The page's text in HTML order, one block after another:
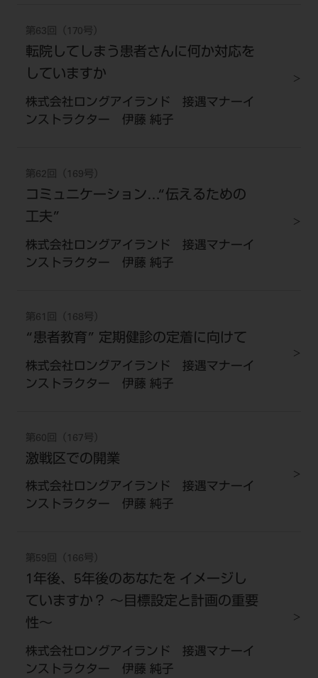
第63回（170号）
転院してしまう患者さんに何か対応を
していますか
株式会社ロングアイランド 接遇マナーイ
ンストラクター 伊藤 純子
第62回（169号）
コミュニケーション…“伝えるための
工夫”
株式会社ロングアイランド 接遇マナーイ
ンストラクター 伊藤 純子
第61回（168号）
“患者教育” 定期健診の定着に向けて
株式会社ロングアイランド 接遇マナーイ
ンストラクター 伊藤 純子
第60回（167号）
激戦区での開業
株式会社ロングアイランド 接遇マナーイ
ンストラクター 伊藤 純子
第59回（166号）
1年後、5年後のあなたを イメージし
ていますか？ 〜目標設定と計画の重要
性〜
株式会社ロングアイランド 接遇マナーイ
ンストラクター 伊藤 純子